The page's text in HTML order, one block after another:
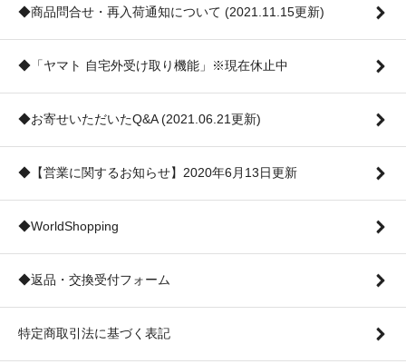
◆商品問合せ・再入荷通知について (2021.11.15更新)
◆「ヤマト 自宅外受け取り機能」※現在休止中
◆お寄せいただいたQ&A (2021.06.21更新)
◆【営業に関するお知らせ】2020年6月13日更新
◆WorldShopping
◆返品・交換受付フォーム
特定商取引法に基づく表記